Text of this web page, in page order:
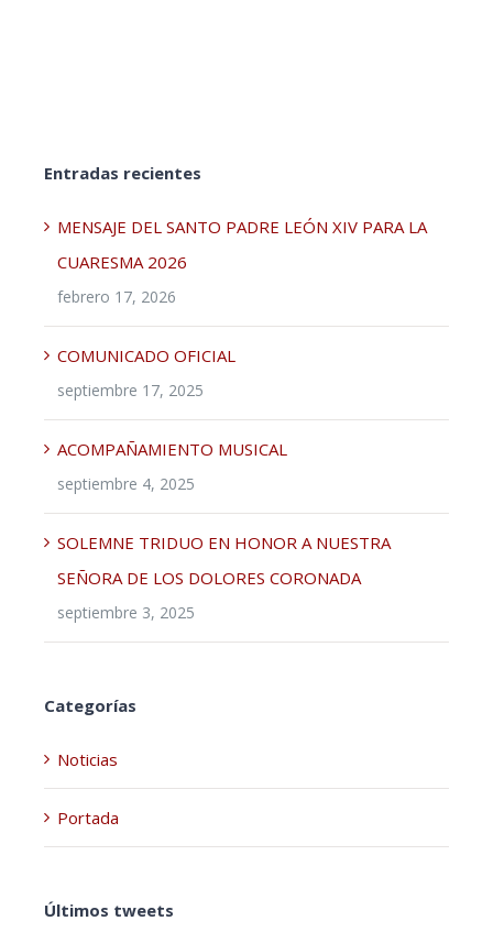
Entradas recientes
MENSAJE DEL SANTO PADRE LEÓN XIV PARA LA
CUARESMA 2026
febrero 17, 2026
COMUNICADO OFICIAL
septiembre 17, 2025
ACOMPAÑAMIENTO MUSICAL
septiembre 4, 2025
SOLEMNE TRIDUO EN HONOR A NUESTRA
SEÑORA DE LOS DOLORES CORONADA
septiembre 3, 2025
Categorías
Noticias
Portada
Últimos tweets